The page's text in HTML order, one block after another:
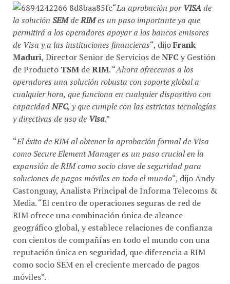
“La aprobación porVISA de
la solución SEMde RIMes un paso importante ya que
permitirá a los operadores apoyar a los bancos emisores
de Visa y a las instituciones financieras“, dijoFrank
Maduri , Director Senior de Servicios deNFC y Gestión
de Producto TSM deRIM . “Ahora ofrecemos a los
operadores una solución robusta con soporte global a
cualquier hora, que funciona en cualquier dispositivo con
capacidad NFC, y que cumple con las estrictas tecnologías
y directivas de uso de Visa.”
“El éxito de RIM al obtener la aprobación formal de Visa
como Secure Element Manager es un paso crucial en la
expansión de RIM como socio clave de seguridad para
soluciones de pagos móviles en todo el mundo“, dijo Andy
Castonguay, Analista Principal de Informa Telecoms &
Media. “El centro de operaciones seguras de red de
RIM ofrece una combinación única de alcance
geográfico global, y establece relaciones de confianza
con cientos de compañías en todo el mundo con una
reputación única en seguridad, que diferencia a RIM
como socio SEM en el creciente mercado de pagos
móviles”.